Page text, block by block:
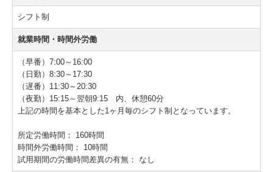
シフト制
就業時間・時間外労働
（早番）7:00～16:00
（日勤）8:30～17:30
（遅番）11:30～20:30
（夜勤）15:15～翌朝9:15 内、休憩60分
上記の時間を基本とした1ヶ月毎のシフト制となっています。
所定労働時間： 160時間
時間外労働時間： 10時間
試用期間の労働時間差異の有無： なし